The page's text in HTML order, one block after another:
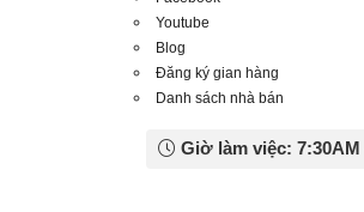
Youtube
Blog
Đăng ký gian hàng
Danh sách nhà bán
Giờ làm việc: